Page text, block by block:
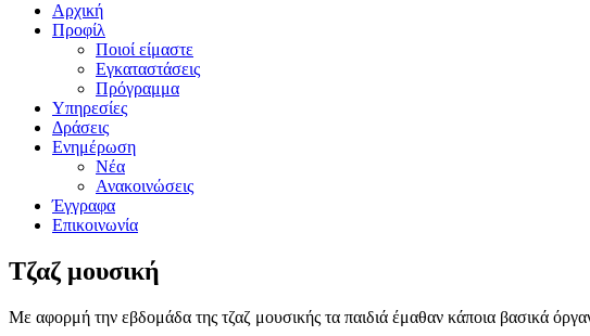
Αρχική
Προφίλ
Ποιοί είμαστε
Εγκαταστάσεις
Πρόγραμμα
Υπηρεσίες
Δράσεις
Ενημέρωση
Νέα
Ανακοινώσεις
Έγγραφα
Επικοινωνία
Τζαζ μουσική
Με αφορμή την εβδομάδα της τζαζ μουσικής τα παιδιά έμαθαν κάποια βασικά